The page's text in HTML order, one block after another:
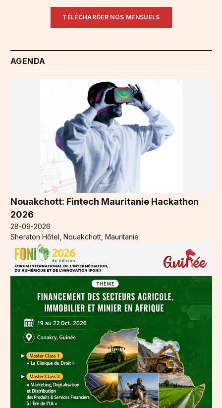
TÉLÉCHARGER NOS MENSUELS
AGENDA
Nouakchott: Fintech Mauritanie Hackathon
2026
28-09-2026
Sheraton Hôtel, Nouakchott, Mauritanie